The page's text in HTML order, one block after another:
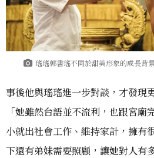
瑤瑤郭書瑤不同於甜美形象的成長背
事後他與瑤瑤進一步對談，才發現
「她雖然台語並不流利，也跟宮
小就出社會工作、維持家計，擁有
下還有弟妹需要照顧，讓她對人有